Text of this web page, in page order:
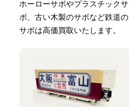
ホーローサボやプラスチックサ
ボ、古い木製のサボなど鉄道の
サボは高価買取いたします。